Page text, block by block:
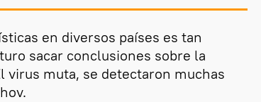
en diversos países es tan
sacar conclusiones sobre la
virus muta, se detectaron muchas